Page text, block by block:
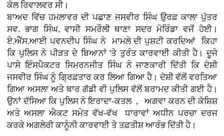
ਕੋਲ ਰਿਵਾਲਵਰ ਸੀ।
ਬਾਅਦ ਵਿੱਚ ਹਮਲਾਵਰ ਦੀ ਪਛਾਣ ਜਸਵੀਰ ਸਿੰਘ ਉਰਫ਼ ਕਾਲਾ ਪੁੱਤਰ
ਸਵ. ਭਾਗ ਸਿੰਘ, ਵਾਸੀ ਸਮਰੌਲੀ ਥਾਣਾ ਸਦਰ ਮੋਰਿੰਡਾ ਵਜੋਂ ਹੋਈ।
ਏ.ਐੱਸ.ਆਈ ਪਵਨਦੀਪ ਸਿੰਘ ਨੇ ਮਾਮਲੇ ਦੀ ਪੁਸ਼ਟੀ ਕਰਦਿਆਂ ਕਿਹਾ
ਕਿ ਪੁਲਿਸ ਨੇ ਪੀੜਤ ਦੇ ਬਿਆਨਾਂ 'ਤੇ ਤੁਰੰਤ ਕਾਰਵਾਈ ਕੀਤੀ ਹੈ। ਦੂਜੇ
ਪਾਸੇ ਇੰਸਪੈਕਟਰ ਸਿਮਰਨਜੀਤ ਸਿੰਘ ਨੇ ਜਾਣਕਾਰੀ ਦਿੱਤੀ ਕਿ ਦੋਸ਼ੀ
ਜਸਵੀਰ ਸਿੰਘ ਨੂੰ ਗ੍ਰਿਫ਼ਤਾਰ ਕਰ ਲਿਆ ਗਿਆ ਹੈ। ਦੋਸ਼ੀ ਵੱਲੋਂ ਵਰਤਿਆ
ਗਿਆ ਅਸਲਾ ਅਤੇ ਥਾਰ ਗੱਡੀ ਵੀ ਪੁਲਿਸ ਵੱਲੋਂ ਬਰਾਮਦ ਕੀਤੀ ਗਈ ਹੈ।
ਉਨਾਂ ਦੱਸਿਆ ਕਿ ਪੁਲਿਸ ਨੇ ਇਰਾਦਾ-ਕਤਲ , ਅਗਵਾ ਕਰਨ ਦੀ ਕੋਸ਼ਿਸ਼
ਅਤੇ ਅਸਲਾ ਐਕਟ ਸਮੇਤ ਵੱਖ-ਵੱਖ ਧਾਰਾਵਾਂ ਅਧੀਨ ਪਰਚਾ ਦਰਜ
ਕਰਕੇ ਅਗਲੇਰੀ ਕਾਨੂੰਨੀ ਕਾਰਵਾਈ ਤੇ ਤਫ਼ਤੀਸ਼ ਆਰੰਭ ਦਿੱਤੀ ਹੈ।